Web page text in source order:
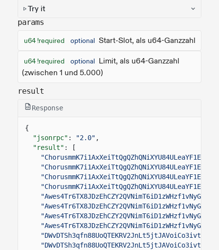
Try it
params
u64 !required optional Start-Slot, als u64-Ganzzahl
u64 !required optional Limit, als u64-Ganzzahl
(zwischen 1 und 5.000)
result
Response
{
"jsonrpc" : "2.0" ,
"result" : [